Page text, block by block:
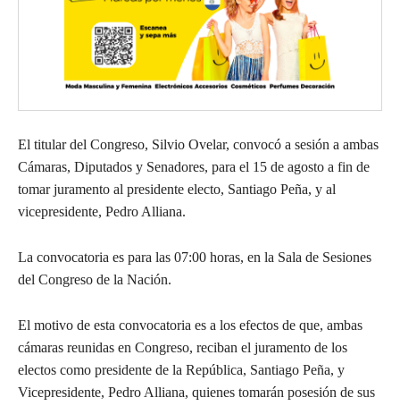
El titular del Congreso, Silvio Ovelar, convocó a sesión a ambas
Cámaras, Diputados y Senadores, para el 15 de agosto a fin de
tomar juramento al presidente electo, Santiago Peña, y al
vicepresidente, Pedro Alliana.
La convocatoria es para las 07:00 horas, en la Sala de Sesiones
del Congreso de la Nación.
El motivo de esta convocatoria es a los efectos de que, ambas
cámaras reunidas en Congreso, reciban el juramento de los
electos como presidente de la República, Santiago Peña, y
Vicepresidente, Pedro Alliana, quienes tomarán posesión de sus